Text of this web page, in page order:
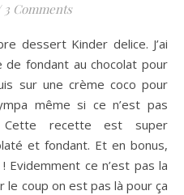
3 Comments
fondant au chocolat pour
sur une crème coco pour
même si ce n’est pas
Cette recette est super
et fondant. Et en bonus,
ce n’est pas la
le coup on est pas là pour ça